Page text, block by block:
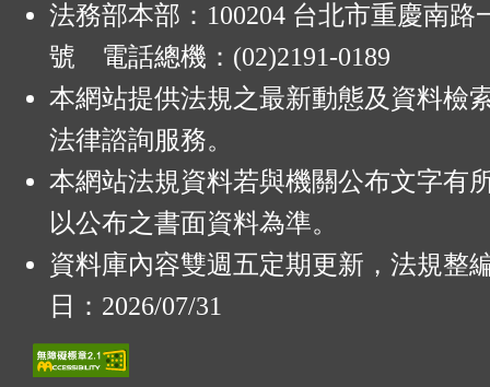
法務部本部：100204 台北市重慶南路
號 電話總機：(02)2191-0189
本網站提供法規之最新動態及資料檢
法律諮詢服務。
本網站法規資料若與機關公布文字有
以公布之書面資料為準。
資料庫內容雙週五定期更新，法規整
日：2026/07/31